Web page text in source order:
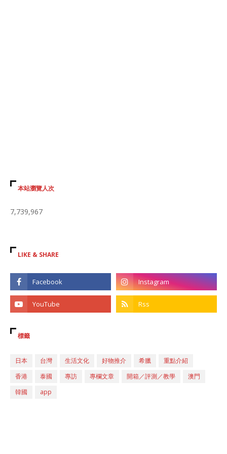
本站瀏覽人次
7,739,967
LIKE & SHARE
標籤
日本 台灣 生活文化 好物推介 希臘
重點介紹
香港
泰國 專訪 專欄文章 開箱／評測／教學
澳門
韓國
app